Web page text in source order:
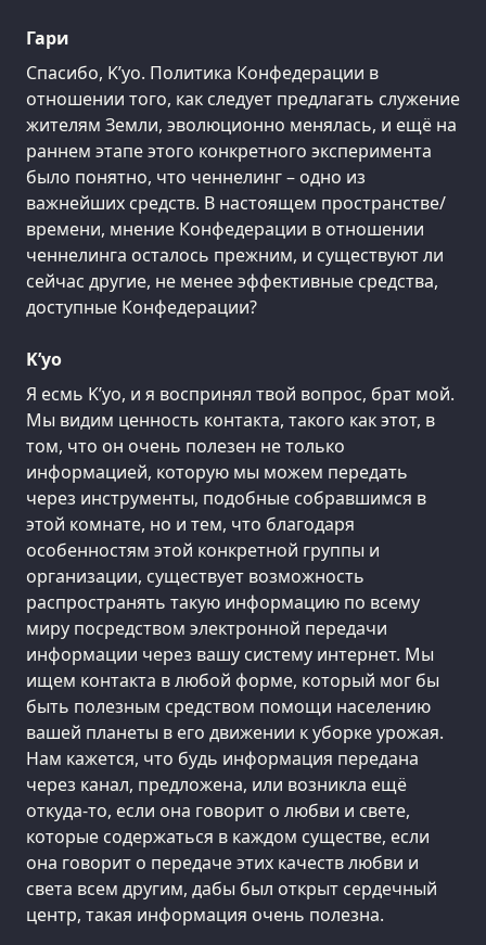
Гари
Спасибо, K’уо. Политика Конфедерации в
отношении того, как следует предлагать служение
жителям Земли, эволюционно менялась, и ещё на
раннем этапе этого конкретного эксперимента
было понятно, что ченнелинг – одно из
важнейших средств. В настоящем пространстве/
времени, мнение Конфедерации в отношении
ченнелинга осталось прежним, и существуют ли
сейчас другие, не менее эффективные средства,
доступные Конфедерации?
K’уо
Я есмь K’уо, и я воспринял твой вопрос, брат мой.
Мы видим ценность контакта, такого как этот, в
том, что он очень полезен не только
информацией, которую мы можем передать
через инструменты, подобные собравшимся в
этой комнате, но и тем, что благодаря
особенностям этой конкретной группы и
организации, существует возможность
распространять такую информацию по всему
миру посредством электронной передачи
информации через вашу систему интернет. Мы
ищем контакта в любой форме, который мог бы
быть полезным средством помощи населению
вашей планеты в его движении к уборке урожая.
Нам кажется, что будь информация передана
через канал, предложена, или возникла ещё
откуда-то, если она говорит о любви и свете,
которые содержаться в каждом существе, если
она говорит о передаче этих качеств любви и
света всем другим, дабы был открыт сердечный
центр, такая информация очень полезна.